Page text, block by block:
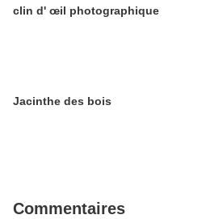
clin d' œil photographique
Jacinthe des bois
Commentaires